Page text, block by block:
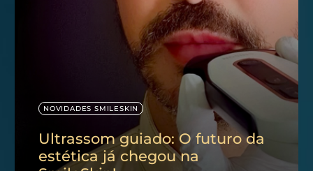
NOVIDADES SMILESKIN
Ultrassom guiado: O futuro da
estética já chegou na